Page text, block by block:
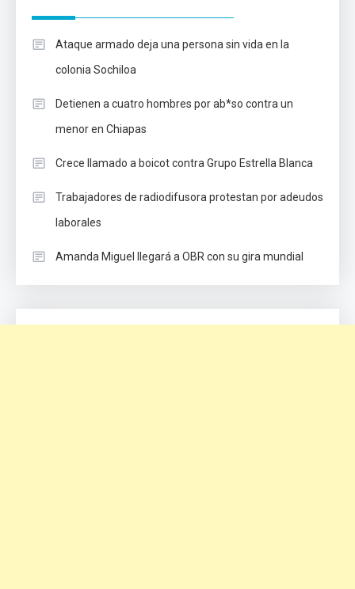
Ataque armado deja una persona sin vida en la
colonia Sochiloa
Detienen a cuatro hombres por ab*so contra un
menor en Chiapas
Crece llamado a boicot contra Grupo Estrella Blanca
Trabajadores de radiodifusora protestan por adeudos
laborales
Amanda Miguel llegará a OBR con su gira mundial